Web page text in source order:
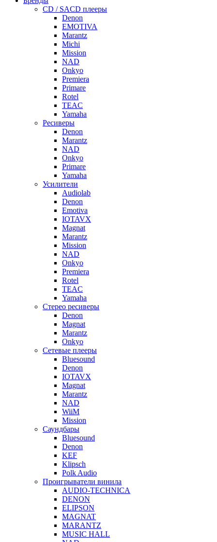
CD / SACD плееры
Denon
EMOTIVA
Marantz
Michi
Mission
NAD
Onkyo
Premiera
Primare
Rotel
TEAC
Yamaha
Ресиверы
Denon
Marantz
NAD
Onkyo
Primare
Yamaha
Усилители
Audiolab
Denon
Emotiva
IOTAVX
Magnat
Marantz
Mission
NAD
Onkyo
Premiera
Rotel
TEAC
Yamaha
Стерео ресиверы
Denon
Magnat
Marantz
Onkyo
Сетевые плееры
Bluesound
Denon
IOTAVX
Magnat
Marantz
NAD
WiiM
Mission
Саундбары
Bluesound
Denon
KEF
Klipsch
Polk Audio
Проигрыватели винила
AUDIO-TECHNICA
DENON
ELIPSON
MAGNAT
MARANTZ
MUSIC HALL